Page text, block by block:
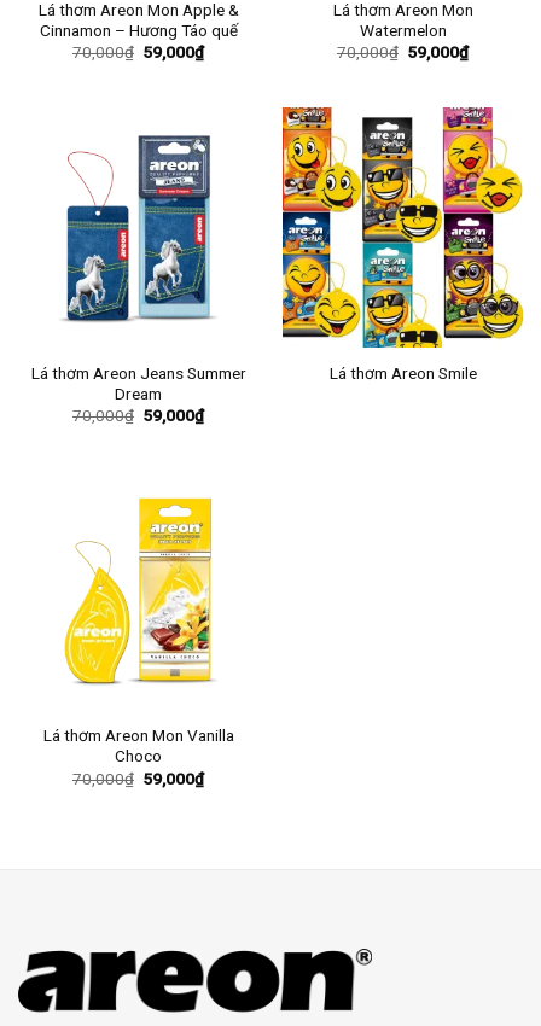
Lá thơm Areon Mon Apple &
Cinnamon – Hương Táo quế
70,000₫ Giá
gốc
59,000₫Giá
hiện
Lá thơm Areon Mon
Watermelon
70,000₫ Giá
gốc
59,000₫Giá
hiện
59,000₫.
Lá thơm Areon Jeans Summer
Dream
70,000₫ Giá
gốc
59,000₫Giá
hiện
Lá thơm Areon Smile
Lá thơm Areon Mon Vanilla
Choco
70,000₫ Giá
gốc
59,000₫Giá
hiện